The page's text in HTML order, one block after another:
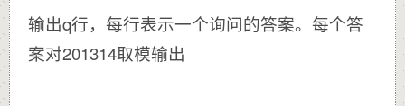
输出q行，每行表示一个询问的答案。每个答
案对201314取模输出